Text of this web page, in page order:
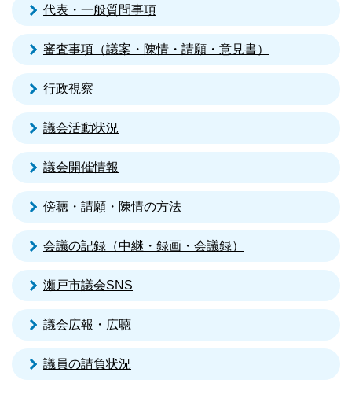
代表・一般質問事項
審査事項（議案・陳情・請願・意見書）
行政視察
議会活動状況
議会開催情報
傍聴・請願・陳情の方法
会議の記録（中継・録画・会議録）
瀬戸市議会SNS
議会広報・広聴
議員の請負状況